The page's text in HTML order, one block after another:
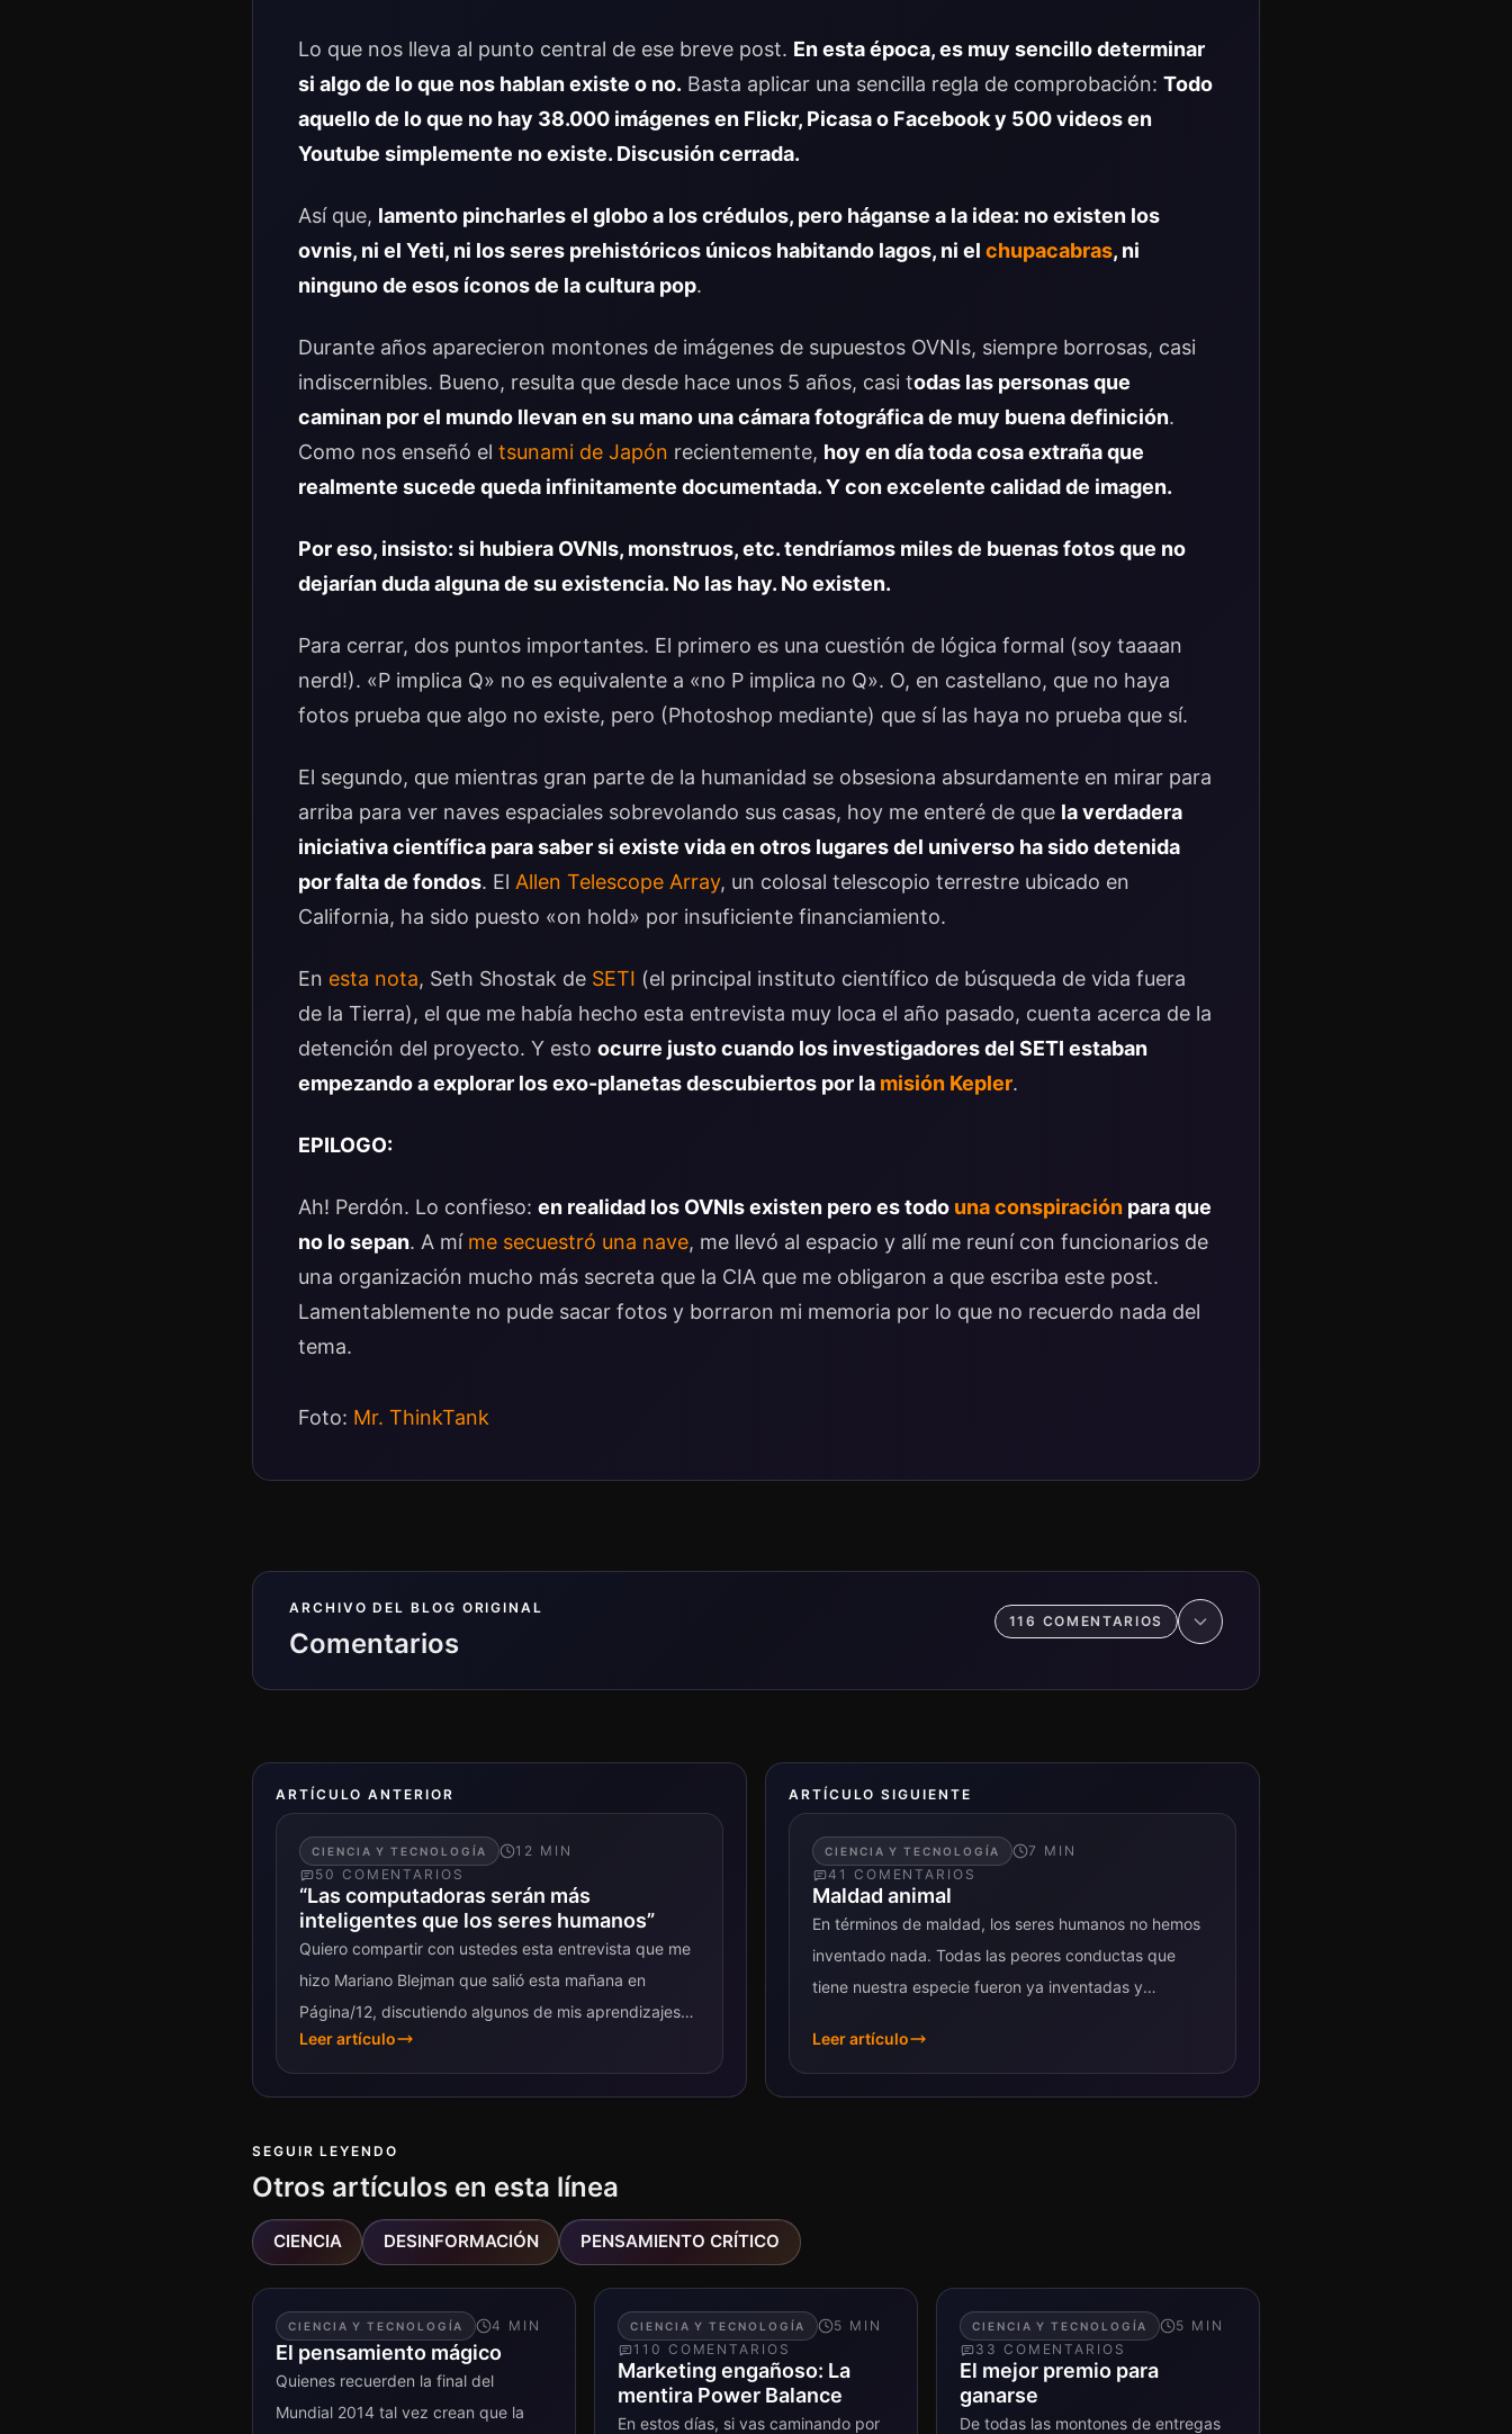
Lo que nos lleva al punto central de ese breve post. En esta época, es muy sencillo determinar
si algo de lo que nos hablan existe o no. Basta aplicar una sencilla regla de comprobación: Todo
aquello de lo que no hay 38.000 imágenes en Flickr, Picasa o Facebook y 500 videos en
Youtube simplemente no existe. Discusión cerrada.
Así que, lamento pincharles el globo a los crédulos, pero háganse a la idea: no existen los
ovnis, ni el Yeti, ni los seres prehistóricos únicos habitando lagos, ni el chupacabras, ni
ninguno de esos íconos de la cultura pop.
Durante años aparecieron montones de imágenes de supuestos OVNIs, siempre borrosas, casi
indiscernibles. Bueno, resulta que desde hace unos 5 años, casi todas las personas que
caminan por el mundo llevan en su mano una cámara fotográfica de muy buena definición.
Como nos enseñó el tsunami de Japón recientemente, hoy en día toda cosa extraña que
realmente sucede queda infinitamente documentada. Y con excelente calidad de imagen.
Por eso, insisto: si hubiera OVNIs, monstruos, etc. tendríamos miles de buenas fotos que no
dejarían duda alguna de su existencia. No las hay. No existen.
Para cerrar, dos puntos importantes. El primero es una cuestión de lógica formal (soy taaaan
nerd!). «P implica Q» no es equivalente a «no P implica no Q». O, en castellano, que no haya
fotos prueba que algo no existe, pero (Photoshop mediante) que sí las haya no prueba que sí.
El segundo, que mientras gran parte de la humanidad se obsesiona absurdamente en mirar para
arriba para ver naves espaciales sobrevolando sus casas, hoy me enteré de que la verdadera
iniciativa científica para saber si existe vida en otros lugares del universo ha sido detenida
por falta de fondos. El Allen Telescope Array, un colosal telescopio terrestre ubicado en
California, ha sido puesto «on hold» por insuficiente financiamiento.
En esta nota, Seth Shostak de SETI (el principal instituto científico de búsqueda de vida fuera
de la Tierra), el que me había hecho esta entrevista muy loca el año pasado, cuenta acerca de la
detención del proyecto. Y esto ocurre justo cuando los investigadores del SETI estaban
empezando a explorar los exo-planetas descubiertos por la misión Kepler.
EPILOGO:
Ah! Perdón. Lo confieso: en realidad los OVNIs existen pero es todo una conspiración para que
no lo sepan. A mí me secuestró una nave, me llevó al espacio y allí me reuní con funcionarios de
una organización mucho más secreta que la CIA que me obligaron a que escriba este post.
Lamentablemente no pude sacar fotos y borraron mi memoria por lo que no recuerdo nada del
tema.
Foto: Mr. ThinkTank
ARCHIVO DEL BLOG ORIGINAL
Comentarios
116 COMENTARIOS
ARTÍCULO ANTERIOR
CIENCIA Y TECNOLOGÍA 12 MIN
50 COMENTARIO S
“Las computadoras serán más
inteligentes que los seres humanos”
Quiero compartir con ustedes esta entrevista que me
hizo Mariano Blejman que salió esta mañana en
Página/12, discutiendo algunos de mis aprendizajes
en Singularity University.
————————————————– por Mariano...
Leer artículo
ARTÍCULO SIGUIENTE
CIENCIA Y TECNOLOGÍA 7 MIN
41 COMENTARIO S
Maldad animal
En términos de maldad, los seres humanos no hemos
inventado nada. Todas las peores conductas que
tiene nuestra especie fueron ya inventadas y
Leer artículo
SEGUIR LEYENDO
Otros artículos en esta línea
CIENCIA DESINFORMACIÓN PENSAMIENTO CRÍTICO
CIENCIA Y TECNOLOGÍA 4 MIN
El pensamiento mágico
Quienes recuerden la final del
Mundial 2014 tal vez crean que la
CIENCIA Y TECNOLOGÍA 5 MIN
110 COMENTARIO S
Marketing engañoso: La
mentira Power Balance
En estos días, si vas caminando por
CIENCIA Y TECNOLOGÍA 5 MIN
33 COMENTARIO S
El mejor premio para
ganarse
De todas las montones de entregas